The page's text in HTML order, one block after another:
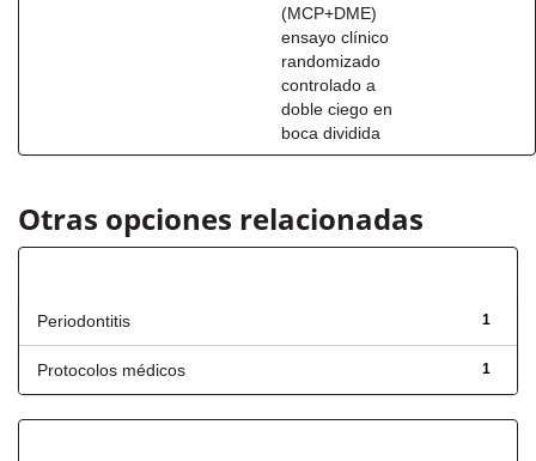
(MCP+DME)
ensayo clínico
randomizado
controlado a
doble ciego en
boca dividida
Otras opciones relacionadas
1
Periodontitis
1
Protocolos médicos